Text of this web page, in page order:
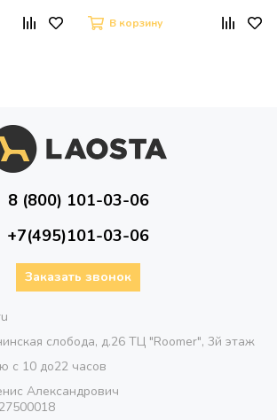
В корзину
8 (800) 101-03-06
+7(495)101-03-06
Заказать звонок
слобода, д.26 ТЦ "Roomer", 3й этаж
с 10 до22 часов
Александрович